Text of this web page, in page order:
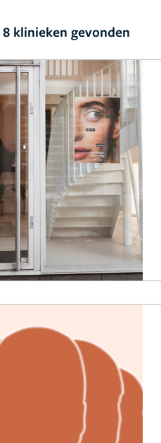
klinieken gevonden